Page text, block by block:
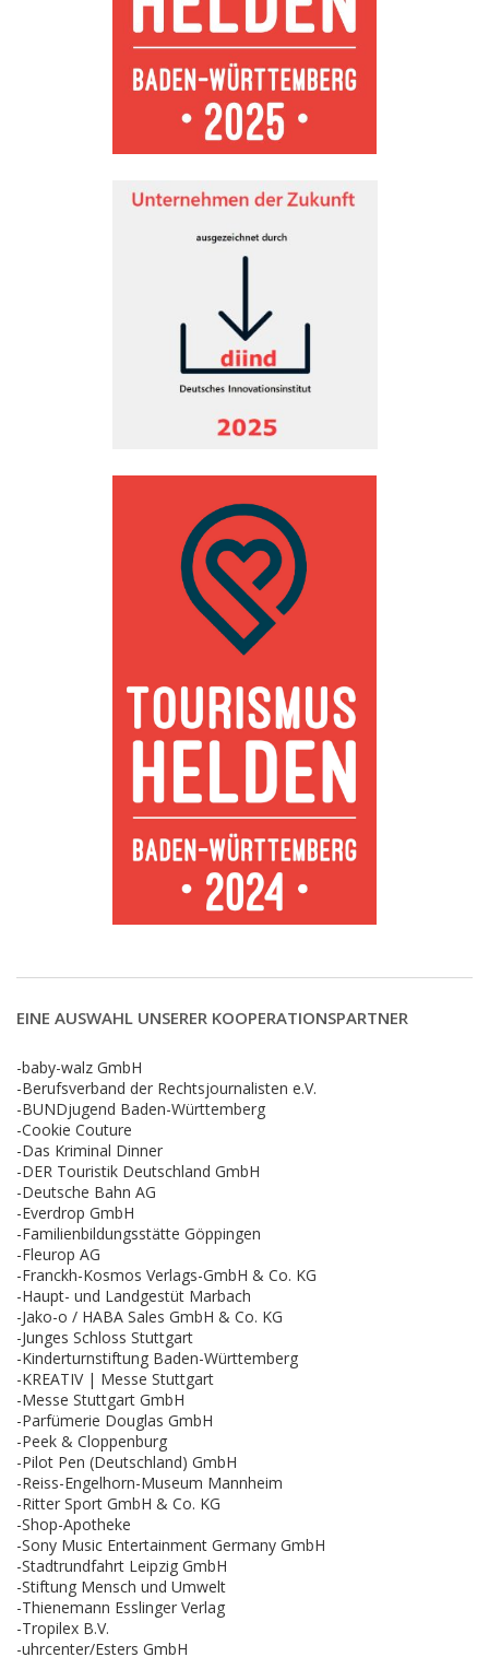
EINE AUSWAHL UNSERER KOOPERATIONSPARTNER
-baby-walz GmbH
-Berufsverband der Rechtsjournalisten e.V.
-BUNDjugend Baden-Württemberg
-Cookie Couture
-Das Kriminal Dinner
-DER Touristik Deutschland GmbH
-Deutsche Bahn AG
-Everdrop GmbH
-Familienbildungsstätte Göppingen
-Fleurop AG
-Franckh-Kosmos Verlags-GmbH & Co. KG
-Haupt- und Landgestüt Marbach
-Jako-o / HABA Sales GmbH & Co. KG
-Junges Schloss Stuttgart
-Kinderturnstiftung Baden-Württemberg
-KREATIV | Messe Stuttgart
-Messe Stuttgart GmbH
-Parfümerie Douglas GmbH
-Peek & Cloppenburg
-Pilot Pen (Deutschland) GmbH
-Reiss-Engelhorn-Museum Mannheim
-Ritter Sport GmbH & Co. KG
-Shop-Apotheke
-Sony Music Entertainment Germany GmbH
-Stadtrundfahrt Leipzig GmbH
-Stiftung Mensch und Umwelt
-Thienemann Esslinger Verlag
-Tropilex B.V.
-uhrcenter/Esters GmbH